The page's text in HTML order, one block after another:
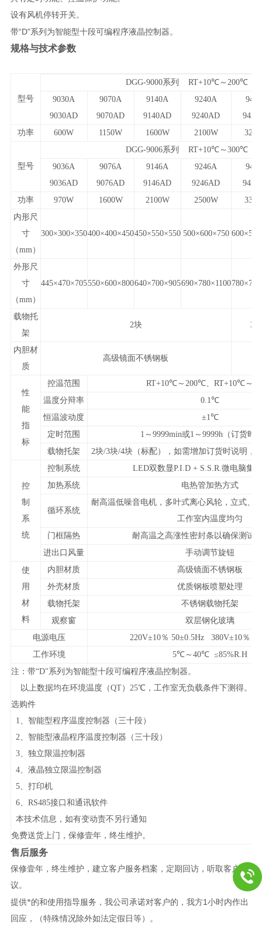
设有风机停转开关。
带“D"系列为智能型十段可编程序液晶控制器。
规格与技术参数
型号
DGG-9000系列 RT+10℃～200℃
9030A
9030AD
9070A
9070AD
9140A
9140AD
9240A
9240AD
功率
600W 1150W 1600W 2100W
型号
DGG-9006系列 RT+10℃～300℃
9036A
9036AD
9076A
9076AD
9146A
9146AD
9246A
9246AD
功率
970W 1600W 2100W 2500W
内形尺
寸
（mm）
300×300×350400×400×450450×550×550 500×600×750 600
外形尺
寸
（mm）
445×470×705550×600×800640×700×905690×780×1100780
载物托
架
2块 3
内胆材
质
高级镜面不锈钢板
性
能
指
标
控温范围 RT+10℃～200℃、RT+10℃～
温度分辩率
0.1℃
恒温波动度
±1℃
定时范围
1 ～9999min或1～9999h（订货时
载物托架
2块/3块/4块（标配），如需增加订货时说明，
控
制
系
统
控制系统 LED双数显P.I.D + S.S.R.微电脑集
加热系统
电热管加热方式
循环系统
耐高温低噪音电机，多叶式离心风轮，立式、
工作室内温度均匀
门框隔热
耐高温之高涨性密封条以确保测试
进出口风量
手动调节旋钮
使
用
材
料
内胆材质
高级镜面不锈钢板
外壳材质
优质钢板喷塑处理
载物托架
不锈钢载物托架
观察窗
双层钢化玻璃
电源电压
220V±10％ 50±0.5Hz 380V±10％
工作环境
5℃～40℃ ≤85%R.H
注：带“D"系列为智能型十段可编程序液晶控制器。
以上数据均在环境温度（QT）25℃，工作室无负载条件下测得。
选购件
1
、智能型程序温度控制器（三十段）
2 、智能型液晶程序温度控制器（三十段）
3、独立限温控制器
4、液晶独立限温控制器
5、打印机
6、RS485接口和通讯软件
本技术信息，如有变动责不另行通知
免费送货上门，保修壹年，终生维护。
售后服务
保修壹年，终生维护，建立客户服务档案，定期回访，听取客户建
议。
提供*的和使用指导服务，我公司承诺对客户的，我方1 小时内作出
回应，（特殊情况除外如法定假日等）。